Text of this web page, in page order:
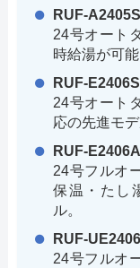
RUF-
24号オート
時給湯が可
RUF-
24号オート
応の先進モデ
RUF-
24号フルオ
保温・たし
ル。
RUF-
24号フルオ